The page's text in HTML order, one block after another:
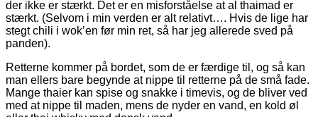
der ikke er stærkt. Det er en misforståelse at al thaimad er
stærkt. (Selvom i min verden er alt relativt…. Hvis de lige har
stegt chili i wok’en før min ret, så har jeg allerede sved på
panden).
Retterne kommer på bordet, som de er færdige til, og så kan
man ellers bare begynde at nippe til retterne på de små fade.
Mange thaier kan spise og snakke i timevis, og de bliver ved
med at nippe til maden, mens de nyder en vand, en kold øl